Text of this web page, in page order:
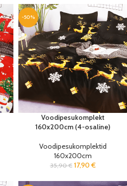
-50%
Voodipesukomplekt
160x200cm (4-osaline)
Voodipesukomplektid
160x200cm
35,90€ 17,90 €